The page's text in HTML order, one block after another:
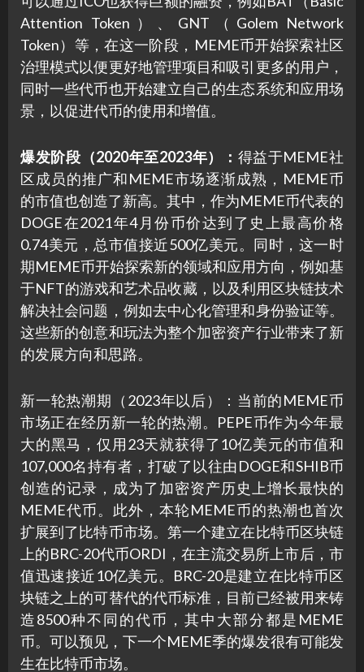
Attention Token）、GNT（Golem Network
Token）等，在这一阶段，MEME币开始探索社区
治理模式以便更好地管理项目和吸引更多的用户，
同时一些代币也开始建立自己的生态系统和应用场
景，以促进代币的使用和增值。
爆发阶段（2020年至2023年）： 得益于MEME社
区成员的推广和MEME市场逐渐成熟，MEME币
的市值也创造了新高。其中，作为MEME币代表的
DOGE在2021年4月份币价达到了史上最高价格
0.74美元，总市值接近500亿美元。同时，这一时
期MEME币开始探索新的领域和应用方向，例如基
于NFT的游戏和艺术品收藏，以及利用区块链技术
解决社会问题，例如去中心化管理和身份验证等。
这些新的创意和玩法为整个加密资产行业带来了新
的发展方向和思路。
新一轮热潮期（2023年以后）：当前的MEME币
市场正在经历新一轮的热潮。PEPE币作为今年最
大的黑马，仅用23天就获得了10亿美元的市值和
107,000名持有者，打破了以往由DOGE和SHIB币
创造的记录，成为了加密资产历史上增长最快的
MEME代币。此外，本轮MEME币的热潮也首次
扩展到了比特币市场。第一个建立在比特币区块链
上的BRC-20代币ORDI，在主流交易所上市后，市
值迅速接近10亿美元。BRC-20是建立在比特币区
块链之上的可替代的代币标准，目前已经被用来铸
造8500种不同的代币，其中大部分都是MEME
币。可以预见，下一个MEME季的爆发很有可能发
生在比特币市场。